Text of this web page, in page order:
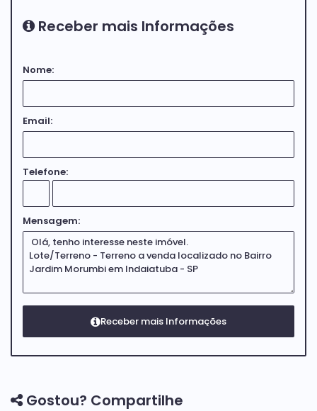
Receber mais Informações
Nome:
Email:
Telefone:
Mensagem:
Gostou? Compartilhe